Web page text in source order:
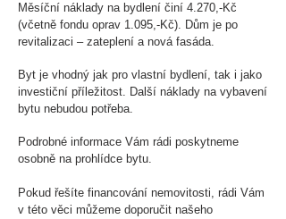
Měsíční náklady na bydlení činí 4.270,-Kč
(včetně fondu oprav 1.095,-Kč). Dům je po
revitalizaci – zateplení a nová fasáda.
Byt je vhodný jak pro vlastní bydlení, tak i jako
investiční příležitost. Další náklady na vybavení
bytu nebudou potřeba.
Podrobné informace Vám rádi poskytneme
osobně na prohlídce bytu.
Pokud řešíte financování nemovitosti, rádi Vám
v této věci můžeme doporučit našeho